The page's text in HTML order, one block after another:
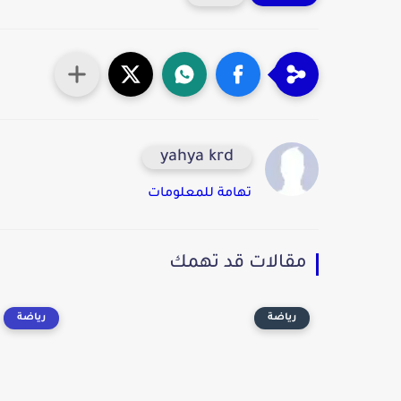
yahya krd
تهامة للمعلومات
مقالات قد تهمك
رياضة رياضة